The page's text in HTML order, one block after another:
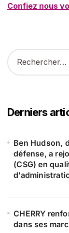
Confiez nous
R
e
r
c
e
Derniers
Ben Hudson,
défense, a
(CSG) en
CHERRY
dans ses